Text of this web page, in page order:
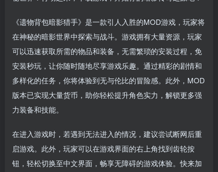
《遗物背包暗影猎手》是一款引人入胜的MOD游戏，玩家将
在神秘的暗影世界中探索与战斗。游戏拥有大量资源，玩家
可以迅速获取所需的物品和装备，无需繁琐的安装过程，免
安装秒玩，让你随时随地尽享游戏乐趣。通过精彩的剧情和
多样化的任务，你将体验到无与伦比的冒险感。此外，MOD
版本已实现大量货币，助你轻松提升角色实力，解锁更多强
力装备和技能。
在进入游戏时，若遇到无法进入的情况，建议尝试断网后重
启游戏。此外，玩家可以在游戏界面的右上角找到齿轮按
钮，轻松切换至中文界面，畅享无障碍的游戏体验。快来加